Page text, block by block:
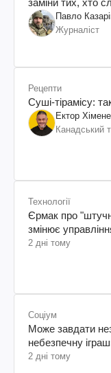
заміни тих, хто
Павло
Журналіст
Рецепти
Суші-тірамісу:
Ектор
Канадський
Технології
Єрмак про
змінює
2 дні тому
Соціум
Може завдати
небезпечну
2 дні тому